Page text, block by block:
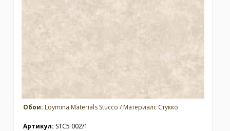
Обои: Loymina Materials Stucco / Материалс Стукко
Артикул: STC5 002/1